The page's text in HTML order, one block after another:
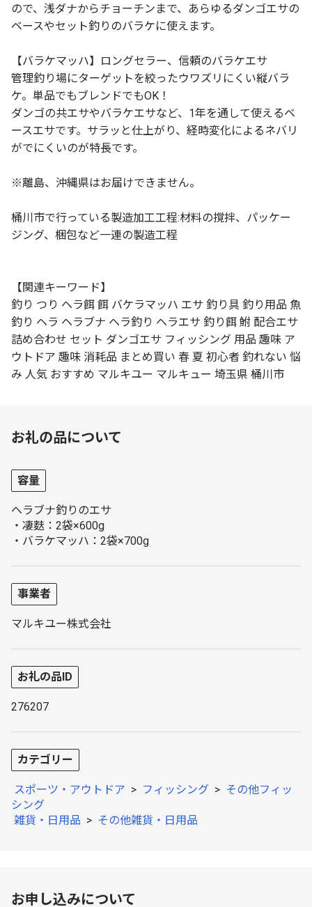
ので、浅ダナからチョーチンまで、あらゆるダンゴエサの
ベースやセット釣りのバラケに使えます。
【バラケマッハ】ロングセラー、信頼のバラケエサ
管理釣り場にターゲットを絞ったウワズリにくい縦バラ
ケ。単品でもブレンドでもOK！
ダンゴの共エサやバラケエサなど、1年を通して使えるベ
ースエサです。サラッと仕上がり、経時変化によるネバリ
がでにくいのが特長です。
※離島、沖縄県はお届けできません。
桶川市で行っている製造加工工程:材料の撹拌、パッケー
ジング、梱包など一連の製造工程
【関連キーワード】
釣り つり ヘラ餌 餌 バケラマッハ エサ 釣り具 釣り用品 魚
釣り ヘラ ヘラブナ ヘラ釣り ヘラエサ 釣り餌 鮒 配合エサ
詰め合わせ セット ダンゴエサ フィッシング 用品 趣味 ア
ウトドア 趣味 消耗品 まとめ買い 春 夏 初心者 釣れない 悩
み 人気 おすすめ マルキユー マルキュー 埼玉県 桶川市
お礼の品について
容量
ヘラブナ釣りのエサ
・凄麩：2袋×600g
・バラケマッハ：2袋×700g
事業者
マルキユー株式会社
お礼の品ID
276207
カテゴリー
スポーツ・アウトドア > フィッシング > その他フィッ
シング
雑貨・日用品 > その他雑貨・日用品
お申し込みについて